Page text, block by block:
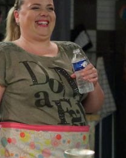
spíš ji
pochybuje o